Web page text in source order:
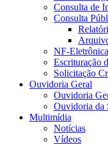
Consulta de
Consulta
NF-Eletrônica
Escrituração
Solicitação
Ouvidoria Geral
Ouvidoria
Ouvidoria da
Multimídia
Notícias
Vídeos